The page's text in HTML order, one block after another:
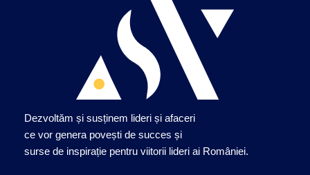
Dezvoltăm și susținem lideri și afaceri
ce vor genera povești de succes și
surse de inspirație pentru viitorii lideri ai României.